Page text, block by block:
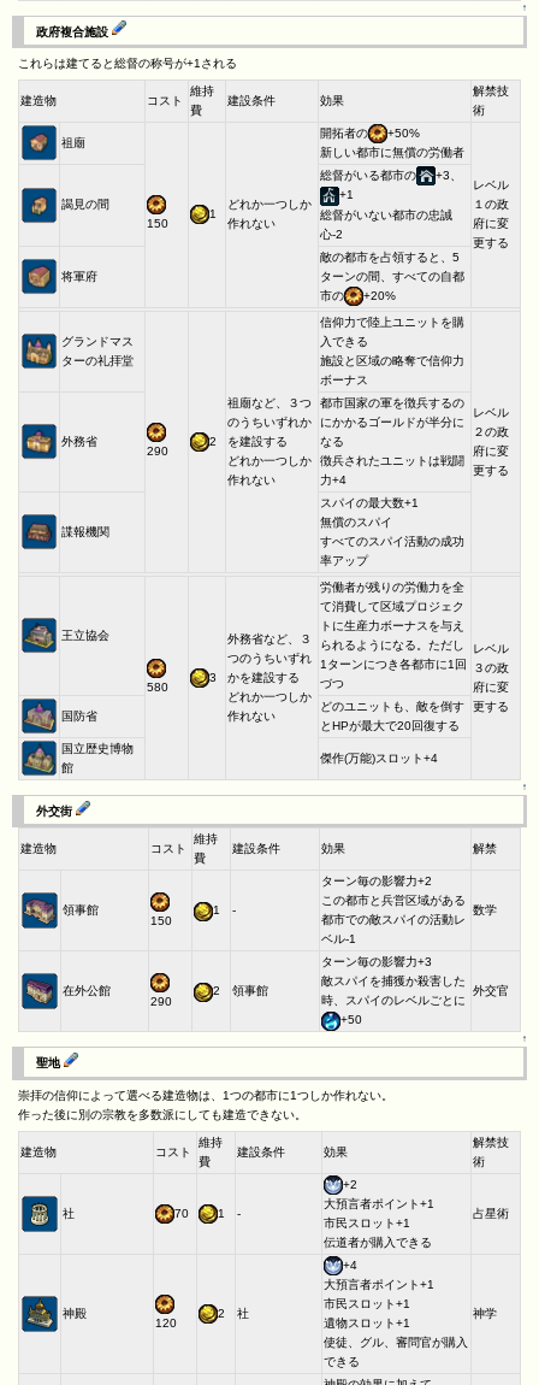
↑
政府複合施設
これらは建てると総督の称号が+1される
建造物 コスト
維持
費
建設条件 効果
解禁技
術
祖廟
150
1
どれか一つしか
作れない
開拓者の
+50%
新しい都市に無償の労働者
レベル
１の政
府に変
更する
謁見の間
総督がいる都市の
+3、
+1
総督がいない都市の忠誠
心-2
将軍府
敵の都市を占領すると、5
ターンの間、すべての自都
市の
+20%
グランドマス
ターの礼拝堂
290
2
祖廟など、３つ
のうちいずれか
を建設する
どれか一つしか
作れない
信仰力で陸上ユニットを購
入できる
施設と区域の略奪で信仰力
ボーナス
レベル
２の政
府に変
更する
外務省
都市国家の軍を徴兵するの
にかかるゴールドが半分に
なる
徴兵されたユニットは戦闘
力+4
諜報機関
スパイの最大数+1
無償のスパイ
すべてのスパイ活動の成功
率アップ
王立協会
580
3
外務省など、３
つのうちいずれ
かを建設する
どれか一つしか
作れない
労働者が残りの労働力を全
て消費して区域プロジェク
トに生産力ボーナスを与え
られるようになる。ただし
1ターンにつき各都市に1回
づつ
レベル
３の政
府に変
更する
国防省
どのユニットも、敵を倒す
とHPが最大で20回復する
国立歴史博物
館
傑作(万能)スロット+4
↑
外交街
建造物 コスト
維持
費
建設条件 効果 解禁
領事館
150
1 -
ターン毎の影響力+2
この都市と兵営区域がある
都市での敵スパイの活動レ
ベル-1
数学
在外公館
290
2 領事館
ターン毎の影響力+3
敵スパイを捕獲か殺害した
時、スパイのレベルごとに
+50
外交官
↑
聖地
崇拝の信仰によって選べる建造物は、1つの都市に1つしか作れない。
作った後に別の宗教を多数派にしても建造できない。
建造物 コスト
維持
費
建設条件 効果
解禁技
術
社 70 1 -
+2
大預言者ポイント+1
市民スロット+1
伝道者が購入できる
占星術
神殿
120
2 社
+4
大預言者ポイント+1
市民スロット+1
遺物スロット+1
使徒、グル、審問官が購入
できる
神学